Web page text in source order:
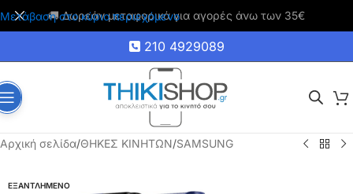
Μετάβαση στο κύριο περιεχόμενο
🚚 Δωρεάν μεταφορικά για αγορές άνω των 35€
210 4929089
Αρχική σελίδα/ΘΗΚΕΣ ΚΙΝΗΤΩΝ/SAMSUNG
ΕΞΑΝΤΛΗΜΕΝΟ